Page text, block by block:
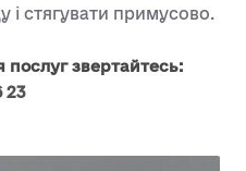
і стягувати примусово.
звертайтесь:
23